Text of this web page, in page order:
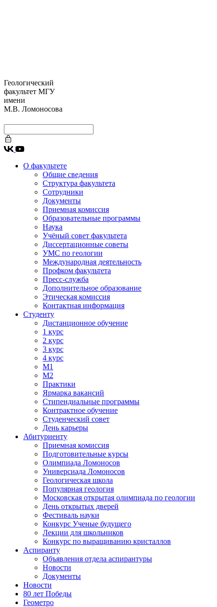
Геологический
факультет МГУ
имени
М.В. Ломоносова
О факультете
Общие сведения
Структура факультета
Сотрудники
Документы
Приемная комиссия
Образовательные программы
Наука
Учёный совет факультета
Диссертационные советы
УМС по геологии
Международная деятельность
Профком факультета
Пресс-служба
Дополнительное образование
Этическая комиссия
Контактная информация
Студенту
Дистанционное обучение
1 курс
2 курс
3 курс
4 курс
М1
М2
Практики
Ярмарка вакансий
Стипендиальные программы
Контрактное обучение
Студенческий совет
День карьеры
Абитуриенту
Приемная комиссия
Подготовительные курсы
Олимпиада Ломоносов
Универсиада Ломоносов
Геологическая школа
Популярная геология
Московская открытая олимпиада по геологии
День открытых дверей
Фестиваль науки
Конкурс Ученые будущего
Лекции для школьников
Конкурс по выращиванию кристаллов
Аспиранту
Объявления отдела аспирантуры
Новости
Документы
Новости
80 лет Победы
Геометро